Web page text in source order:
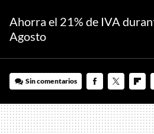
Ahorra el 21% de IVA
Agosto
Sin comentarios